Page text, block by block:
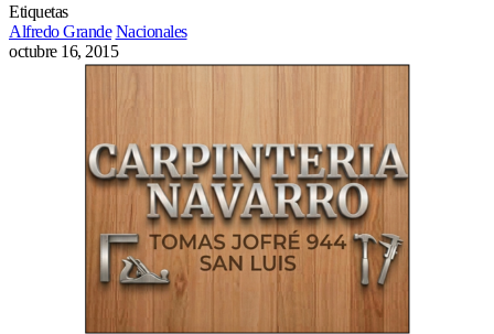
Etiquetas
Alfredo Grande Nacionales
octubre 16, 2015